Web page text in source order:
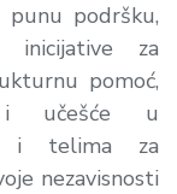
punu podršku,
inicijative za
pomoć,
i učešće u
i telima za
nezavisnosti